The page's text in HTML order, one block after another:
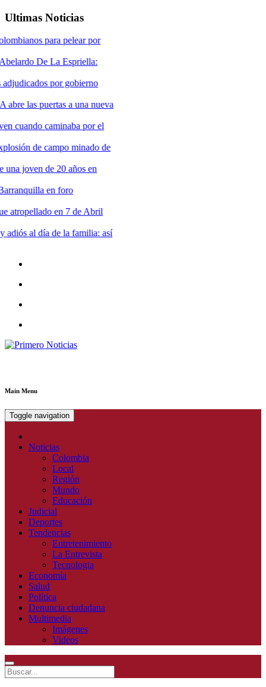
Ultimas Noticias
Main Menu
Toggle navigation
Noticias
Colombia
Local
Región
Mundo
Educación
Judicial
Deportes
Tendencias
Entretenimiento
La Entrevista
Tecnologia
Economía
Salud
Política
Denuncia ciudadana
Multimedia
Imágenes
Videos